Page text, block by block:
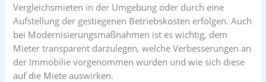
Vergleichsmieten in der Umgebung oder durch eine
Aufstellung der gestiegenen Betriebskosten erfolgen. Auch
bei Modernisierungsmaßnahmen ist es wichtig, dem
Mieter transparent darzulegen, welche Verbesserungen an
der Immobilie vorgenommen wurden und wie sich diese
auf die Miete auswirken.